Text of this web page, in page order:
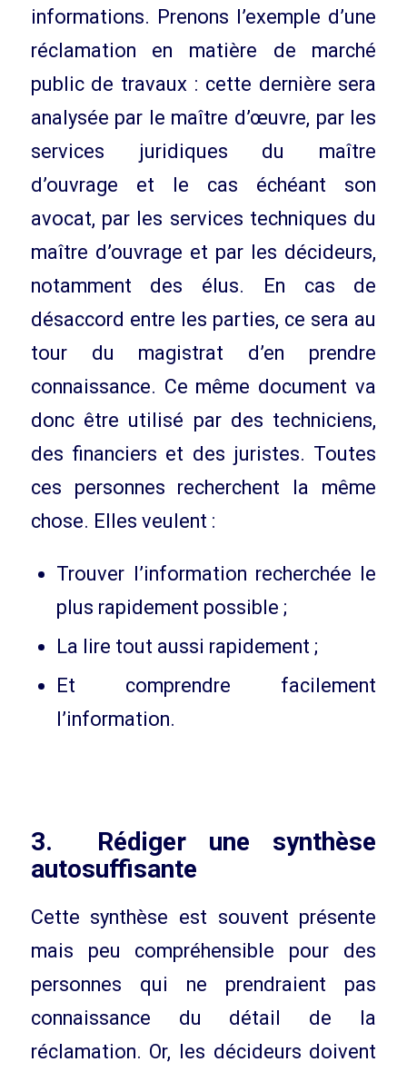
informations. Prenons l’exemple d’une
réclamation en matière de marché
public de travaux : cette dernière sera
analysée par le maître d’œuvre, par les
services juridiques du maître
d’ouvrage et le cas échéant son
avocat, par les services techniques du
maître d’ouvrage et par les décideurs,
notamment des élus. En cas de
désaccord entre les parties, ce sera au
tour du magistrat d’en prendre
connaissance. Ce même document va
donc être utilisé par des techniciens,
des financiers et des juristes. Toutes
ces personnes recherchent la même
chose. Elles veulent :
Trouver l’information recherchée le
plus rapidement possible ;
La lire tout aussi rapidement ;
Et comprendre facilement
l’information.
3. Rédiger une synthèse
autosuffisante
Cette synthèse est souvent présente
mais peu compréhensible pour des
personnes qui ne prendraient pas
connaissance du détail de la
réclamation. Or, les décideurs doivent